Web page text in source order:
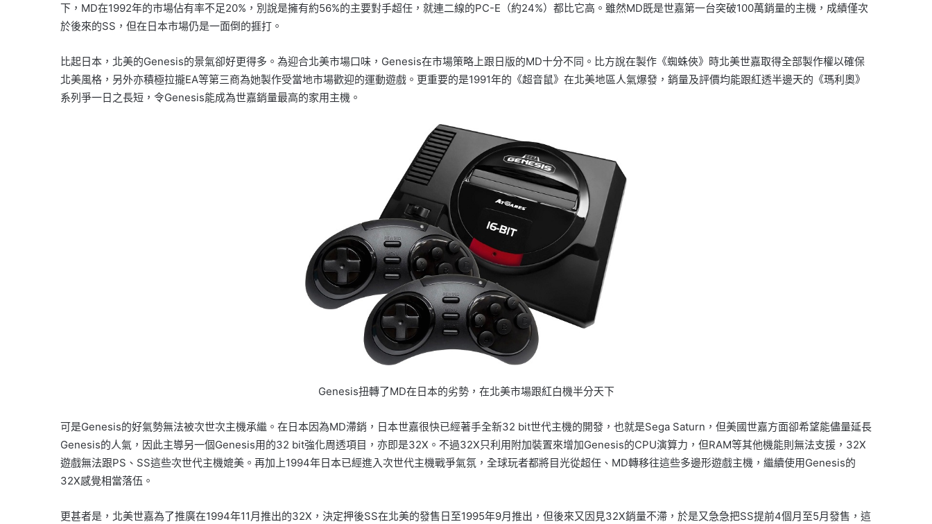
下，MD在1992年的市場佔有率不足20%，別說是擁有約56%的主要對手超任，就連二線的PC-E（約24%）都比它高。雖然MD既是世嘉第一台突破100萬銷量的主機，成績僅次
於後來的SS，但在日本市場仍是一面倒的捱打。
比起日本，北美的Genesis的景氣卻好更得多。為迎合北美市場口味，Genesis在市場策略上跟日版的MD十分不同。比方說在製作《蜘蛛俠》時北美世嘉取得全部製作權以確保
北美風格，另外亦積極拉攏EA等第三商為她製作受當地市場歡迎的運動遊戲。更重要的是1991年的《超音鼠》在北美地區人氣爆發，銷量及評價均能跟紅透半邊天的《瑪利奧》
系列爭一日之長短，令Genesis能成為世嘉銷量最高的家用主機。
Genesis扭轉了MD在日本的劣勢，在北美市場跟紅白機半分天下
可是Genesis的好氣勢無法被次世次主機承繼。在日本因為MD滯銷，日本世嘉很快已經著手全新32 bit世代主機的開發，也就是Sega Saturn，但美國世嘉方面卻希望能儘量延長
Genesis的人氣，因此主導另一個Genesis用的32 bit強化周透項目，亦即是32X。不過32X只利用附加裝置來增加Genesis的CPU演算力，但RAM等其他機能則無法支援，32X
遊戲無法跟PS、SS這些次世代主機媲美。再加上1994年日本已經進入次世代主機戰爭氣氛，全球玩者都將目光從超任、MD轉移往這些多邊形遊戲主機，繼續使用Genesis的
32X感覺相當落伍。
更甚者是，北美世嘉為了推廣在1994年11月推出的32X，決定押後SS在北美的發售日至1995年9月推出，但後來又因見32X銷量不滯，於是又急急把SS提前4個月至5月發售，這